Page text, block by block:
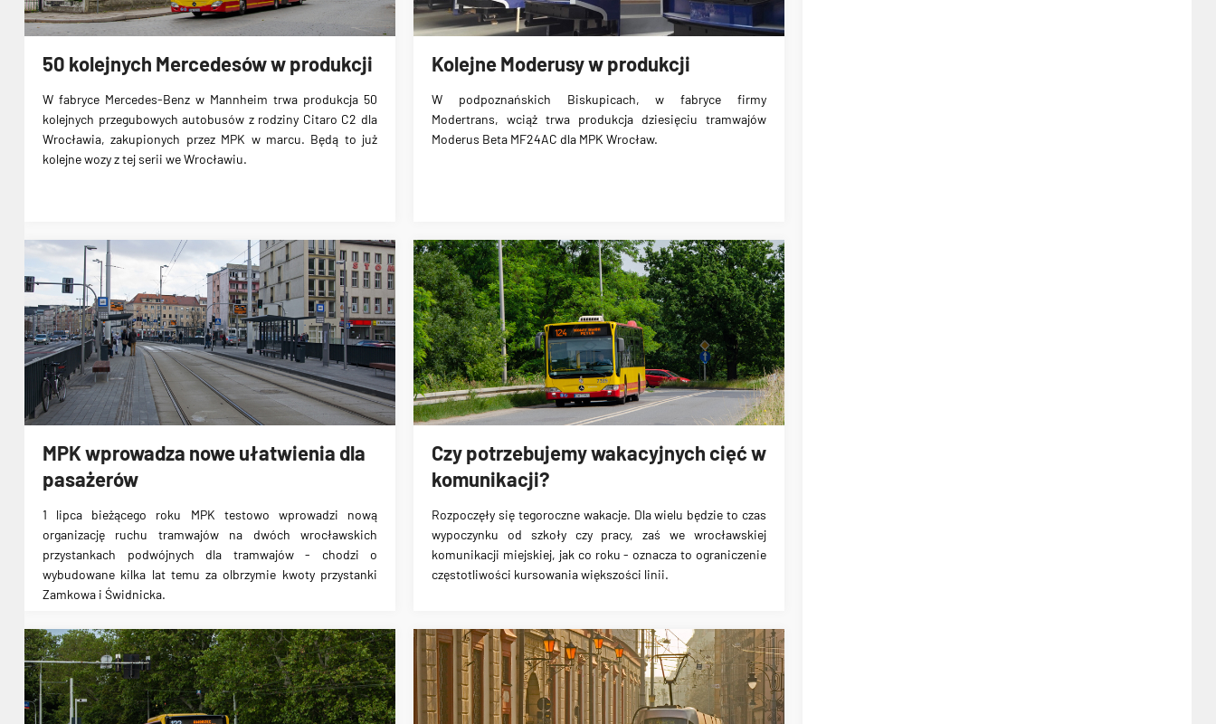
50 kolejnych Mercedesów w produkcji
W fabryce Mercedes-Benz w Mannheim trwa produkcja 50
kolejnych przegubowych autobusów z rodziny Citaro C2 dla
Wrocławia, zakupionych przez MPK w marcu. Będą to już
kolejne wozy z tej serii we Wrocławiu.
Kolejne Moderusy w produkcji
W podpoznańskich Biskupicach, w fabryce firmy
Modertrans, wciąż trwa produkcja dziesięciu tramwajów
Moderus Beta MF24AC dla MPK Wrocław.
MPK wprowadza nowe ułatwienia dla
pasażerów
1 lipca bieżącego roku MPK testowo wprowadzi nową
organizację ruchu tramwajówna dwóch wrocławskich
przystankach podwójnych dla tramwajów - chodzi o
wybudowane kilka lat temu za olbrzymie kwoty przystanki
Zamkowa i Świdnicka.
Czy potrzebujemy wakacyjnych cięć w
komunikacji?
Rozpoczęły się tegoroczne wakacje. Dla wielu będzie to czas
wypoczynku od szkoły czy pracy, zaś we wrocławskiej
komunikacji miejskiej, jak co roku - oznacza to ograniczenie
częstotliwości kursowaniawiększości linii.